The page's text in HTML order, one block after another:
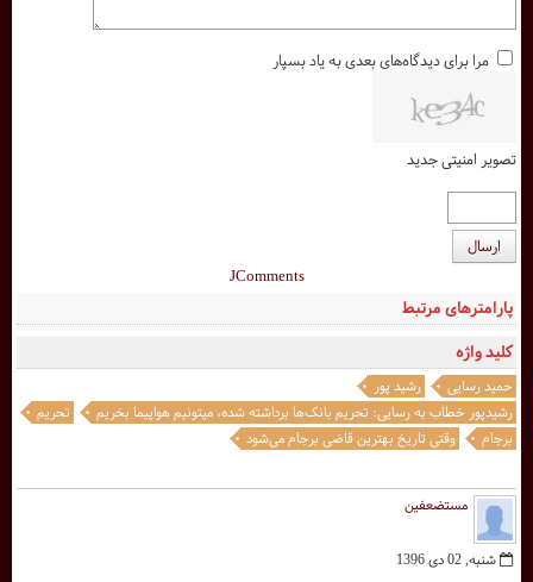
مستضعفین
شنبه, 02 دی 1396
کلید واژه
حمید رسایی
رشید پور
رشیدپور خطاب به رسایی: تحریم بانک‌ها برداشته شده، میتونیم هواپیما بخریم
تحریم
برجام
وقتی تاریخ بهترین قاضی برجام می‌شود
پارامترهای مرتبط
مرا برای دیدگاه‌های بعدی به یاد بسپار
تصویر امنیتی جدید
ارسال
JComments